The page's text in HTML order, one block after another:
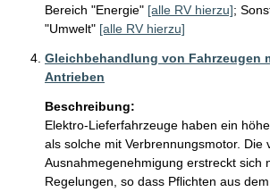
Bereich "Energie" [alle RV hierzu];
"Umwelt" [alle RV hierzu]
Gleichbehandlung von Fahrzeugen
Antrieben
Beschreibung:
Elektro-Lieferfahrzeuge haben ein
als solche mit Verbrennungsmotor. Die
Ausnahmegenehmigung erstreckt sich
Regelungen, so dass Pflichten aus dem